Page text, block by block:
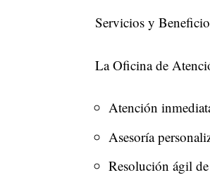
Servicios y
La Oficina de
Atención
Asesoría
Resolución ágil